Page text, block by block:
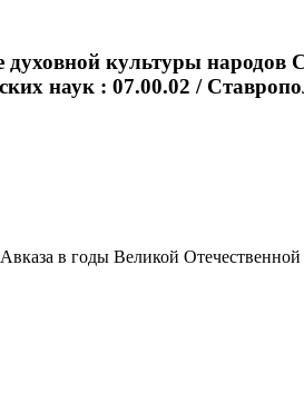
культуры народов
наук : 07.00.02 /
в годы Великой